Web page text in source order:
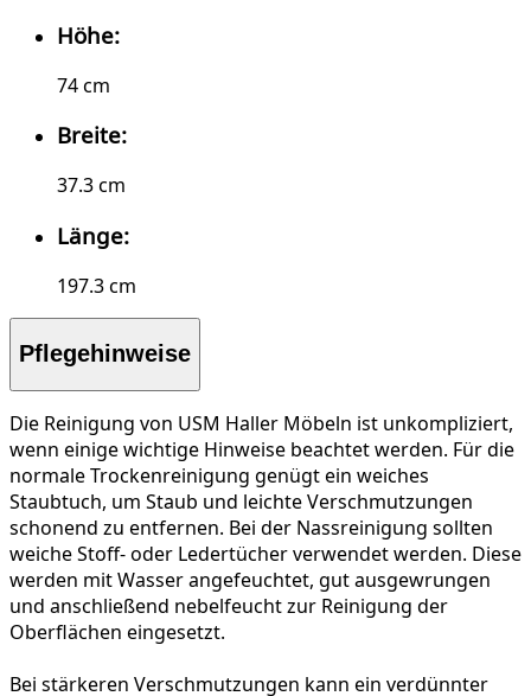
Höhe:
74 cm
Breite:
37.3 cm
Länge:
197.3 cm
Pflegehinweise
Die Reinigung von USM Haller Möbeln ist unkompliziert,
wenn einige wichtige Hinweise beachtet werden. Für die
normale Trockenreinigung genügt ein weiches
Staubtuch, um Staub und leichte Verschmutzungen
schonend zu entfernen. Bei der Nassreinigung sollten
weiche Stoff- oder Ledertücher verwendet werden. Diese
werden mit Wasser angefeuchtet, gut ausgewrungen
und anschließend nebelfeucht zur Reinigung der
Oberflächen eingesetzt.
Bei stärkeren Verschmutzungen kann ein verdünnter